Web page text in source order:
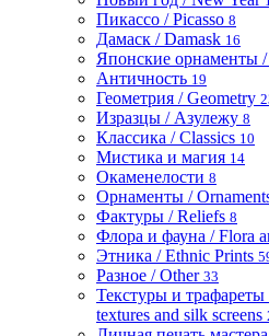
Пикассо / Picasso 8
Дамаск / Damask 16
Японские орнаменты /
Античность 19
Геометрия / Geometry
Изразцы / Азулежу 8
Классика / Classics 10
Мистика и магия 14
Окаменелости 8
Орнаменты /
Фактуры / Reliefs 8
Флора и фауна / Flora
Этника / Ethnic Prints
Разное / Other 33
Текстуры и трафареты
textures and silk screens